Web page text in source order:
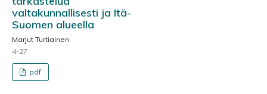
valtakunnallisesti ja Itä-
Suomen alueella
Marjut Turtiainen
4-27
pdf